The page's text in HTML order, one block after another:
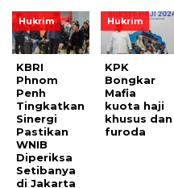
Hukrim
KBRI
Phnom
Penh
Tingkatkan
Sinergi
Pastikan
WNIB
Diperiksa
Setibanya
di Jakarta
Hukrim
KPK
Bongkar
Mafia
kuota haji
khusus dan
furoda